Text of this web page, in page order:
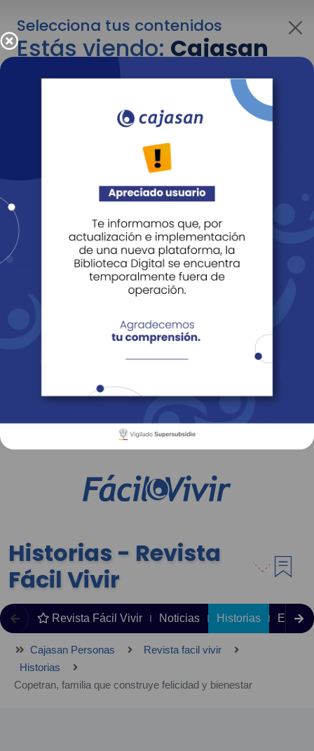
Selecciona tus contenidos
Estás viendo:Cajasan
para personas
Para cambiar al contenido de tu interés más
adelante recuerda utilizar el menú
Entendido
Revista Fácil Vivir
Sedes Directorio Servicios En Línea
Historias - Revista
Fácil Vivir
Revista Fácil Vivir Noticias Historias
Cajasan Personas
Revista facil vivir
Historias
Copetran, familia que construye felicidad y bienestar